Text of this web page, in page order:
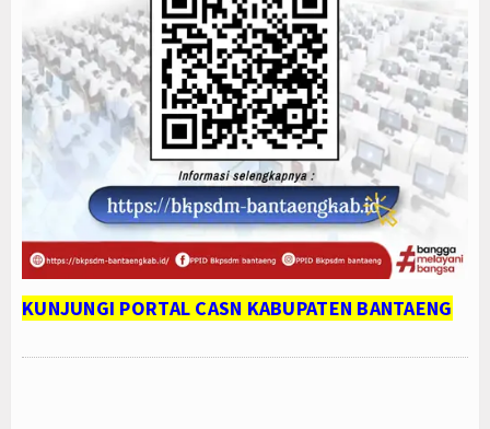
RPD BKPSDM 2024-2026
Renstra Perubahan 2018-2023
Laporan Kinerja 2023
ASN Berakhlak
Layanan SSO SMART ASN (eSeruni)
Layanan Legalisir (Sekretariat)
KUNJUNGI PORTAL CASN KABUPATEN BANTAENG